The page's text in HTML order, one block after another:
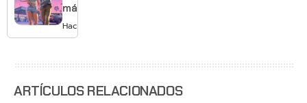
más de
GTA 6 en
agosto
Hace 1 día
ARTÍCULOS RELACIONADOS